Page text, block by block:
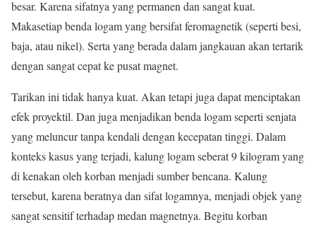
besar. Karena sifatnya yang permanen dan sangat kuat.
Makasetiap benda logam yang bersifat feromagnetik (seperti besi,
baja, atau nikel). Serta yang berada dalam jangkauan akan tertarik
dengan sangat cepat ke pusat magnet.
Tarikan ini tidak hanya kuat. Akan tetapi juga dapat menciptakan
efek proyektil. Dan juga menjadikan benda logam seperti senjata
yang meluncur tanpa kendali dengan kecepatan tinggi. Dalam
konteks kasus yang terjadi, kalung logam seberat 9 kilogram yang
di kenakan oleh korban menjadi sumber bencana. Kalung
tersebut, karena beratnya dan sifat logamnya, menjadi objek yang
sangat sensitif terhadap medan magnetnya. Begitu korban